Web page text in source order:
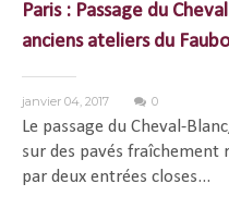
Paris : Passage du
anciens ateliers du
janvier 04, 2017 0
Le passage du Cheval-
sur des pavés fraîchement
par deux entrées closes...